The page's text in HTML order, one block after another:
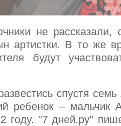
не рассказали,
артистки. В то же
будут
спустя
ребенок – мальчик
году. "7 дней.ру"